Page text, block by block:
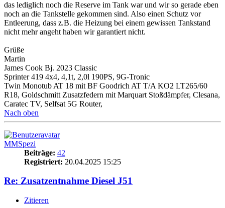
das lediglich noch die Reserve im Tank war und wir so gerade eben
noch an die Tankstelle gekommen sind. Also einen Schutz vor
Entleerung, dass z.B. die Heizung bei einem gewissen Tankstand
nicht mehr angeht haben wir garantiert nicht.
Grüße
Martin
James Cook Bj. 2023 Classic
Sprinter 419 4x4, 4,1t, 2,0l 190PS, 9G-Tronic
Twin Monotub AT 18 mit BF Goodrich AT T/A KO2 LT265/60
R18, Goldschmitt Zusatzfedern mit Marquart Stoßdämpfer, Clesana,
Caratec TV, Selfsat 5G Router,
Nach oben
MMSpezi
Beiträge: 42
Registriert: 20.04.2025 15:25
Re: Zusatzentnahme Diesel J51
Zitieren